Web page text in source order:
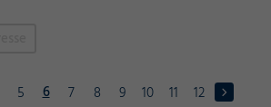
5 6 7 8 9 10 11 12